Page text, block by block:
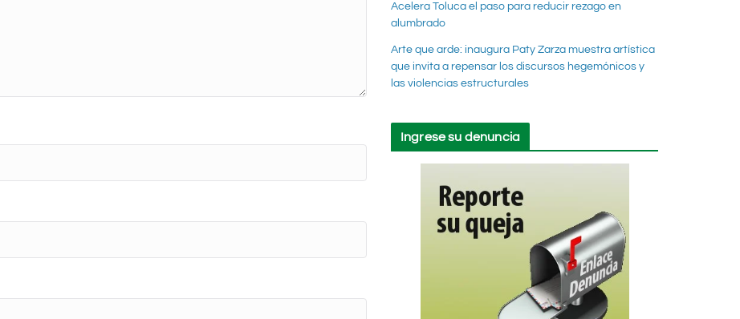
Acelera Toluca el paso para reducir rezago en
alumbrado
Arte que arde: inaugura Paty Zarza muestra artística
que invita a repensar los discursos hegemónicos y
las violencias estructurales
Ingrese su denuncia